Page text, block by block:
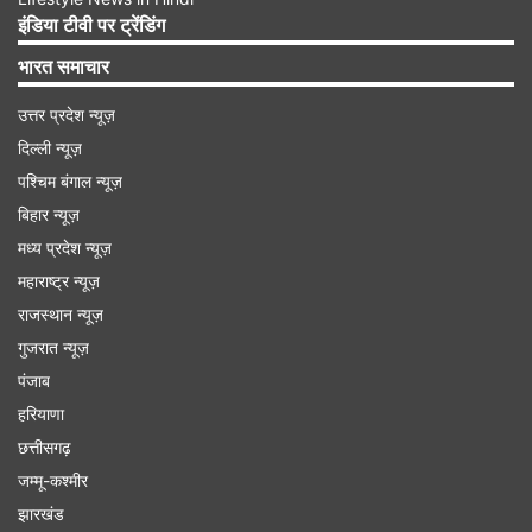
NPCI ने नहीं दी प्रतिक्रिया
DownDetector के अनुसार, शाम 7:50 बजे तक UPI
को लेकर समस्या शुरू हुई। वेबसाइट पर कुछ ही मिनट में
हजारों शिकायतें दर्ज हो गई हैं। आपको बात दें कि भारत के
यूनिफाइड पेमेंट्स इंटरफेस एक पॉपुलर ऑनलाइन पेमेंट सर्विस
इंडिया टीवी पर ट्रेंडिंग
भारत समाचार
उत्तर प्रदेश न्यूज़
दिल्ली न्यूज़
पश्चिम बंगाल न्यूज़
बिहार न्यूज़
मध्य प्रदेश न्यूज़
महाराष्ट्र न्यूज़
राजस्थान न्यूज़
गुजरात न्यूज़
पंजाब
हरियाणा
छत्तीसगढ़
जम्मू-कश्मीर
झारखंड